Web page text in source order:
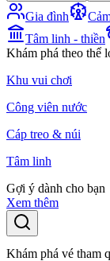
Gia đình
Tâm linh - thiền
Khám phá theo thể
Khu vui chơi
Công viên nước
Cáp treo & núi
Tâm linh
Gợi ý dành cho bạn
Xem thêm
Khám phá vé tham